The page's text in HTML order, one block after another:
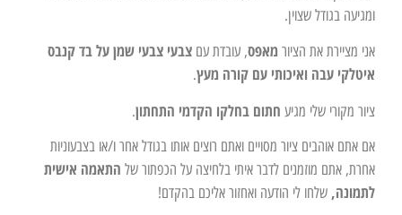
ומגיעה בגודל שצוין.
אני מציירת את הציור מאפס, עובדת עם צבעי צבעי שמן על בד קנבס
איטלקי עבה ואיכותי עם קורה מעץ.
ציור מקורי שלי מגיע חתום בחלקו הקדמי התחתון.
אם אתם אוהבים ציור מסויים ואתם רוצים אותו בגודל אחר ו/או בצבעוניות
אחרת, אתם מוזמנים לדבר איתי בלחיצה על הכפתור של התאמה אישית
לתמונה, שלחו לי הודעה ואחזור אליכם בהקדם!